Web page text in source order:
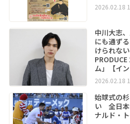
2026.02.18
中川大志
にも通ず
けられな
ム」【イン
2026.02.18
始球式の
い 全日本
ナルド・